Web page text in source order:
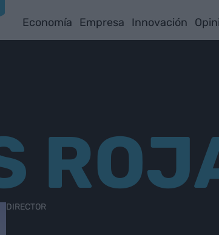
Economía Empresa Innovación
DIRECTOR